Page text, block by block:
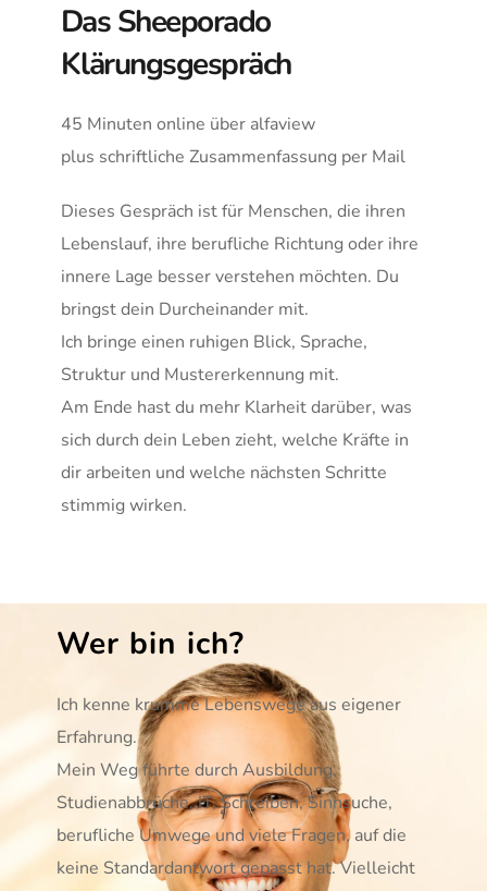
Das Sheeporado
Klärungsgespräch
45 Minuten online über alfaview
plus schriftliche Zusammenfassung per Mail
Dieses Gespräch ist für Menschen, die ihren
Lebenslauf, ihre berufliche Richtung oder ihre
innere Lage besser verstehen möchten. Du
bringst dein Durcheinander mit.
Ich bringe einen ruhigen Blick, Sprache,
Struktur und Mustererkennung mit.
Am Ende hast du mehr Klarheit darüber, was
sich durch dein Leben zieht, welche Kräfte in
dir arbeiten und welche nächsten Schritte
stimmig wirken.
Wer bin ich?
Ich kenne krumme Lebenswege aus eigener
Erfahrung.
Mein Weg führte durch Ausbildung,
Studienabbrüche, IT, Schreiben, Sinnsuche,
berufliche Umwege und viele Fragen, auf die
keine Standardantwort gepasst hat. Vielleicht